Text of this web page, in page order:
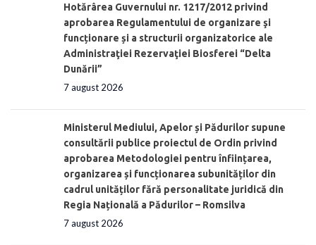
Hotărârea Guvernului nr. 1217/2012 privind
aprobarea Regulamentului de organizare şi
funcționare și a structurii organizatorice ale
Administraţiei Rezervaţiei Biosferei “Delta
Dunării”
7 august 2026
Ministerul Mediului, Apelor și Pădurilor supune
consultării publice proiectul de Ordin privind
aprobarea Metodologiei pentru înființarea,
organizarea și funcționarea subunităților din
cadrul unităților fără personalitate juridică din
Regia Națională a Pădurilor – Romsilva
7 august 2026